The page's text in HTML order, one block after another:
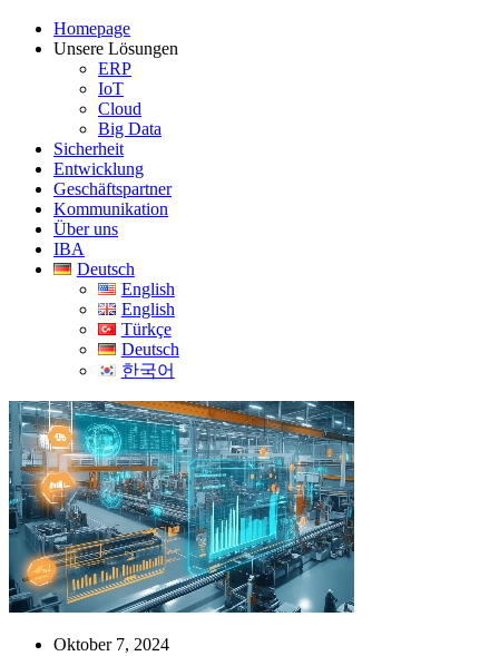
Homepage
Unsere Lösungen
ERP
IoT
Cloud
Big Data
Sicherheit
Entwicklung
Geschäftspartner
Kommunikation
Über uns
IBA
Deutsch
English
English
Türkçe
Deutsch
한국어
Oktober 7, 2024